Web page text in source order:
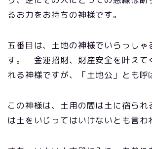
るお力をお持ちの神様です。
五番目は、土地の神様でいらっしゃ
す。 金運招財、財産安全を叶えて
れる神様ですが、「土地公」とも呼
この神様は、土用の間は土に宿られ
は土をいじってはいけないとも言わ